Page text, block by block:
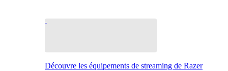
Découvre les équipements de streaming de Razer